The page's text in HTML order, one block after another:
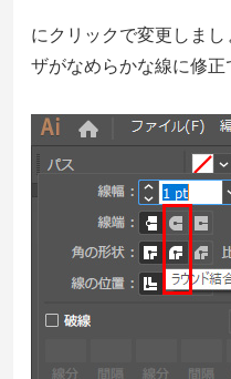
にクリックで変更しま
ザがなめらかな線に修正